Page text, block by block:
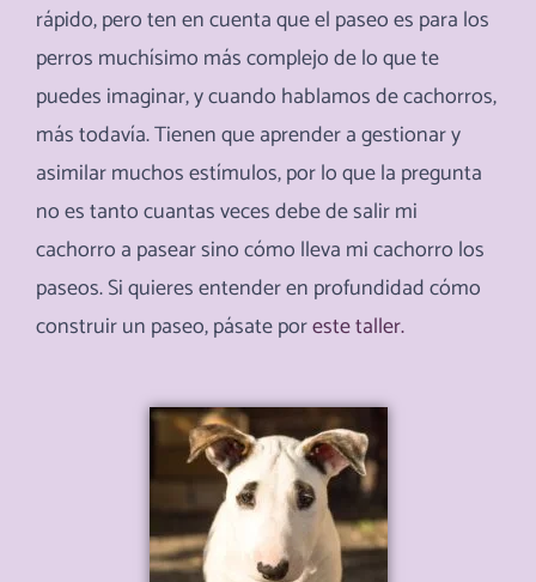
rápido, pero ten en cuenta que el paseo es para los
perros muchísimo más complejo de lo que te
puedes imaginar, y cuando hablamos de cachorros,
más todavía. Tienen que aprender a gestionar y
asimilar muchos estímulos, por lo que la pregunta
no es tanto cuantas veces debe de salir mi
cachorro a pasear sino cómo lleva mi cachorro los
paseos. Si quieres entender en profundidad cómo
construir un paseo, pásate poreste taller.